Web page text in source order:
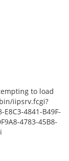
to load
iipsrv.fcgi?
4841-B49F-
4783-45B8-